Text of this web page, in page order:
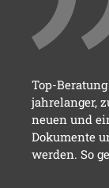
Top-
jahrelanger,
neuen und
Dokumente
werden. So